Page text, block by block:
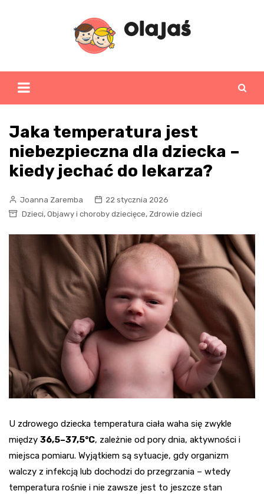
Jaka temperatura jest
niebezpieczna dla dziecka –
kiedy jechać do lekarza?
Joanna Zaremba
22 stycznia 2026
Dzieci, Objawy i choroby dziecięce, Zdrowie dzieci
U zdrowego dziecka temperatura ciała waha się zwykle
między 36,5–37,5°C, zależnie od pory dnia, aktywności i
miejsca pomiaru. Wyjątkiem są sytuacje, gdy organizm
walczy z infekcją lub dochodzi do przegrzania – wtedy
temperatura rośnie i nie zawsze jest to jeszcze stan